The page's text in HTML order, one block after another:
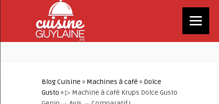
Blog Cuisine » Machines à café » Dolce
Gusto » ▷ Machine à café Krups Dolce Gusto